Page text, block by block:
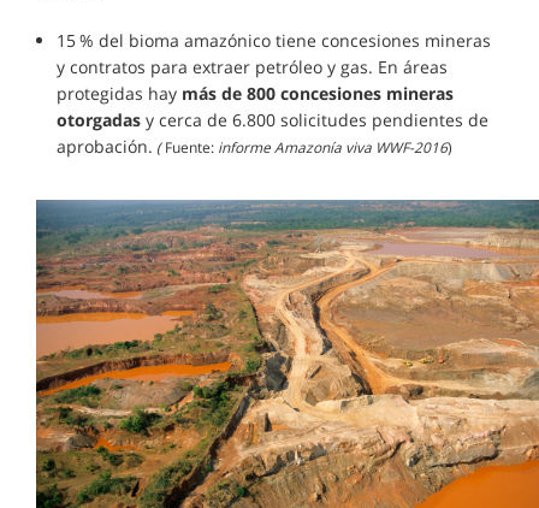
15 % del bioma amazónico tiene concesiones mineras
y contratos para extraer petróleo y gas. En áreas
protegidas hay más de 800 concesiones mineras
otorgadas y cerca de 6.800 solicitudes pendientes de
aprobación. (Fuente: informe Amazonía viva WWF-2016)